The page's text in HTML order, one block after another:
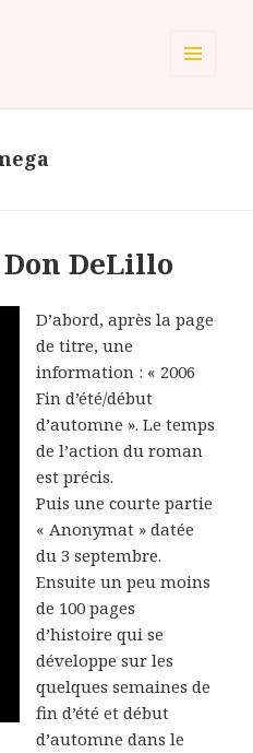
DeLillo
D’abord, après la page
de titre, une
information : « 2006
Fin d’été/début
d’automne ». Le temps
de l’action du roman
est précis.
Puis une courte partie
« Anonymat » datée
du 3 septembre.
Ensuite un peu moins
de 100 pages
d’histoire qui se
développe sur les
quelques semaines de
fin d’été et début
d’automne dans le